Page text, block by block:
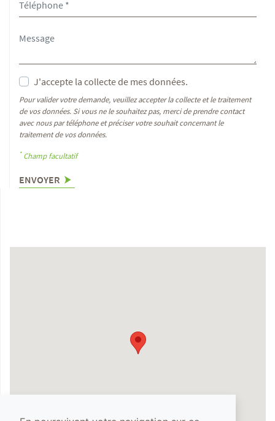
J'accepte la collecte de mes données.
Pour valider votre demande, veuillez accepter la collecte et le traitement
de vos données. Si vous ne le souhaitez pas, merci de prendre contact
avec nous par téléphone et préciser votre souhait concernant le
traitement de vos données.
*Champ facultatif
ENVOYER